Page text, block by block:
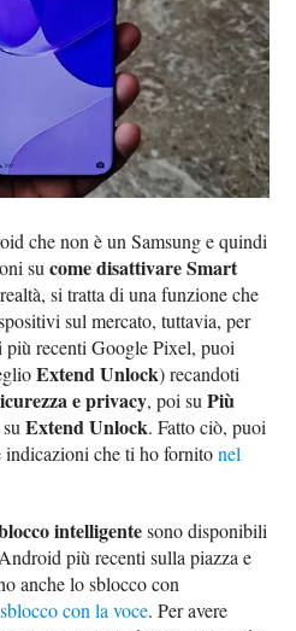
che non è un Samsung e quindi
sucome disattivare Smart
si tratta di una funzione che
sul mercato, tuttavia, per
più recenti Google Pixel, puoi
Extend Unlock) recandoti
e privacy, poi suPiù
suExtend Unlock. Fatto ciò, puoi
indicazioni che ti ho fornitonel
intelligentesono disponibili
più recenti sulla piazza e
anche lo sblocco con
sblocco con la voce. Per avere